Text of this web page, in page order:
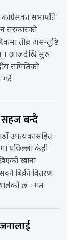
सभापति
सरकारको
तीव्र असन्तुष्टि
। आजदेखि सुरु
समितिको
बन्दै
उपत्यकासहित
पछिल्ला केही
खाना
बिक्री वितरण
छ । गत